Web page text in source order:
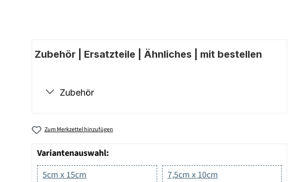
Zubehör | Ersatzteile | Ähnliches | mit bestellen
Zubehör
Zum Merkzettel hinzufügen
Variantenauswahl:
5cm x 15cm
7,5cm x 10cm